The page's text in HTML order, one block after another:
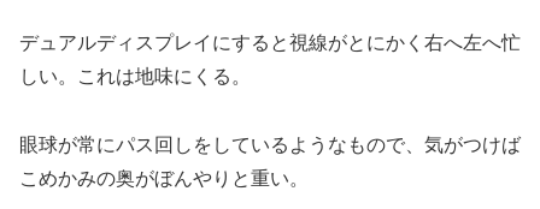
デュアルディスプレイにすると視線がとにかく右へ左へ忙
しい。これは地味にくる。
眼球が常にパス回しをしているようなもので、気がつけば
こめかみの奥がぼんやりと重い。